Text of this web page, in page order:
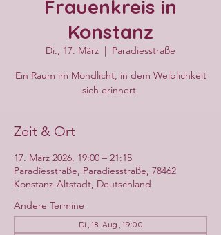
Frauenkreis in
Konstanz
Di., 17. März
  |
Paradiesstraße
Ein Raum im Mondlicht, in dem Weiblichkeit
sich erinnert.
Zeit & Ort
17. März 2026, 19:00 – 21:15
Paradiesstraße, Paradiesstraße, 78462
Konstanz-Altstadt, Deutschland
Andere Termine
Di., 18. Aug., 19:00